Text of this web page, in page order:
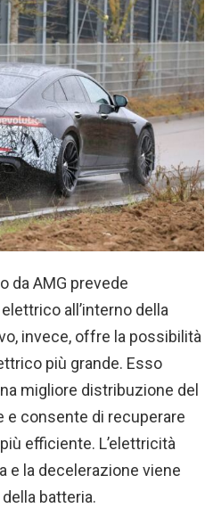
da AMG prevede
all’interno della
invece, offre la possibilità
più grande. Esso
migliore distribuzione del
consente di recuperare
efficiente. L’elettricità
e la decelerazione viene
batteria.